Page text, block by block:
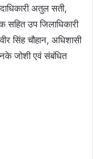
अतुल सती,
सहित उप जिलाधिकारी
सिंह चौहान, अधिशासी
जोशी एवं संबंधित